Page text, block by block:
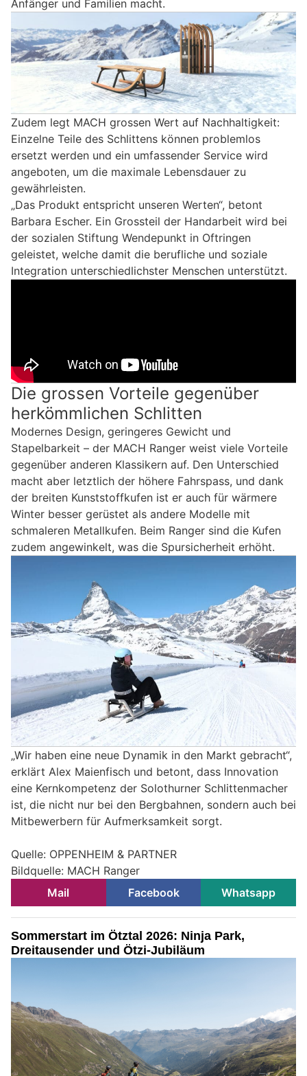
Anfänger und Familien macht.
Zudem legt MACH grossen Wert auf Nachhaltigkeit:
Einzelne Teile des Schlittens können problemlos
ersetzt werden und ein umfassender Service wird
angeboten, um die maximale Lebensdauer zu
gewährleisten.
„Das Produkt entspricht unseren Werten“, betont
Barbara Escher. Ein Grossteil der Handarbeit wird bei
der sozialen Stiftung Wendepunkt in Oftringen
geleistet, welche damit die berufliche und soziale
Integration unterschiedlichster Menschen unterstützt.
Die grossen Vorteile gegenüber
herkömmlichen Schlitten
Modernes Design, geringeres Gewicht und
Stapelbarkeit – der MACH Ranger weist viele Vorteile
gegenüber anderen Klassikern auf. Den Unterschied
macht aber letztlich der höhere Fahrspass, und dank
der breiten Kunststoffkufen ist er auch für wärmere
Winter besser gerüstet als andere Modelle mit
schmaleren Metallkufen. Beim Ranger sind die Kufen
zudem angewinkelt, was die Spursicherheit erhöht.
„Wir haben eine neue Dynamik in den Markt gebracht“,
erklärt Alex Maienfisch und betont, dass Innovation
eine Kernkompetenz der Solothurner Schlittenmacher
ist, die nicht nur bei den Bergbahnen, sondern auch bei
Mitbewerbern für Aufmerksamkeit sorgt.
Quelle: OPPENHEIM & PARTNER
Bildquelle: MACH Ranger
Mail
Facebook Whatsapp
Sommerstart im Ötztal 2026: Ninja Park,
Dreitausender und Ötzi-Jubiläum